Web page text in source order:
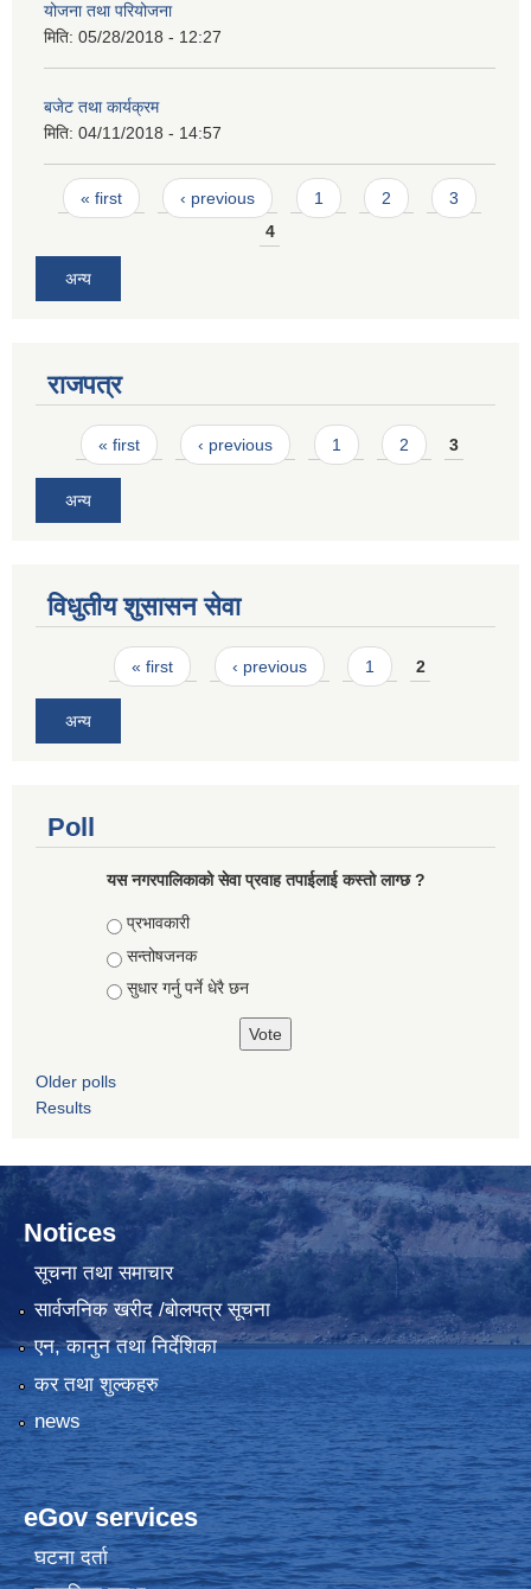
योजना तथा परियोजना
मिति: 05/28/2018 - 12:27
बजेट तथा कार्यक्रम
मिति: 04/11/2018 - 14:57
Pages
« first ‹ previous 1 2
3
4
अन्य
राजपत्र
Pages
« first ‹ previous 1 2 3
अन्य
विधुतीय शुसासन सेवा
Pages« first ‹ previous 1 2
अन्य
Poll
यस नगरपालिकाको सेवा प्रवाह तपाईलाई कस्तो लाग्छ ?
Choices
प्रभावकारी
सन्तोषजनक
सुधार गर्नु पर्ने धेरै छन
Older polls
Results
Notices
सूचना तथा समाचार
सार्वजनिक खरीद /बोलपत्र सूचना
एन, कानुन तथा निर्देशिका
कर तथा शुल्कहरु
news
eGov services
घटना दर्ता